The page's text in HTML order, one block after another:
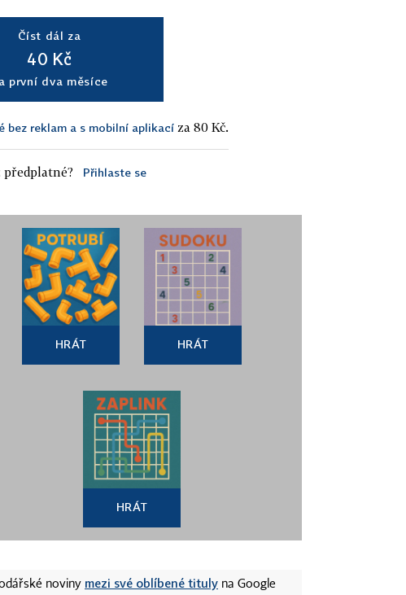
Číst dál za
40 Kč
první dva měsíce
bez reklam a s mobilní aplikací za 80 Kč.
předplatné? Přihlaste se
HRÁT HRÁT
HRÁT
noviny mezi své oblíbené tituly na Google